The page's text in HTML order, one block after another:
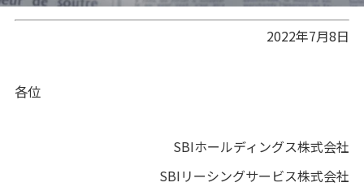
2022年7月8日
各位
SBIホールディングス株式会社
SBIリーシングサービス株式会社